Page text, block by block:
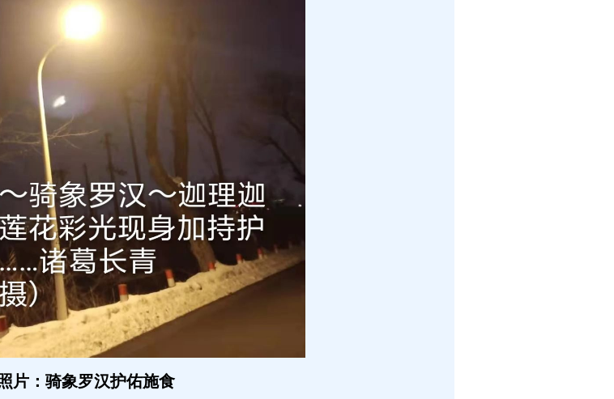
片：骑象罗汉护佑施食